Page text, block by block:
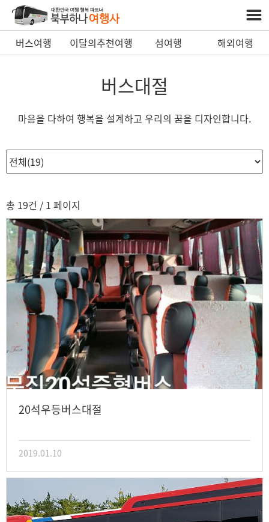
버스여행 이달의추천여행 섬여행 해외여행
버스대절
마음을 다하여 행복을 설계하고 우리의 꿈을 디자인합니다.
총 19건 / 1 페이지
20석우등버스대절
2019.01.10